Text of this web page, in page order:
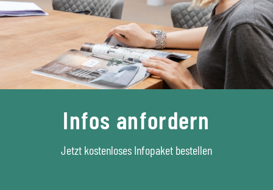
Infos anfordern
Jetzt kostenloses Infopaket bestellen